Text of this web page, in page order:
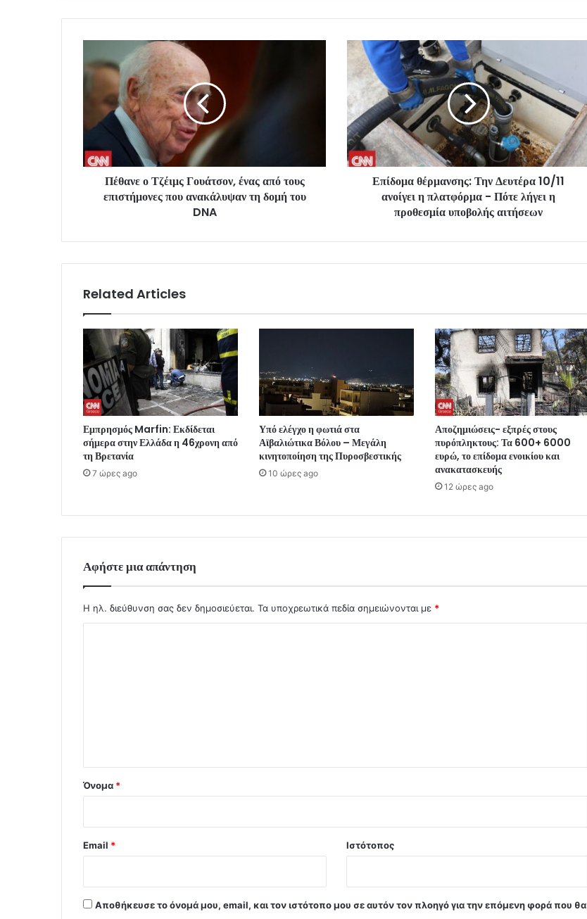
Πέθανε ο Τζέιμς Γουάτσον, ένας από τους
επιστήμονες που ανακάλυψαν τη δομή του
DNA
Επίδομα θέρμανσης: Την Δευτέρα 10/11
ανοίγει η πλατφόρμα - Πότε λήγει η
προθεσμία υποβολής αιτήσεων
Related Articles
Εμπρησμός Marfin: Εκδίδεται
σήμερα στην Ελλάδα η 46χρονη από
τη Βρετανία
7 ώρες ago
Υπό ελέγχο η φωτιά στα
Αϊβαλιώτικα Βόλου – Μεγάλη
κινητοποίηση της Πυροσβεστικής
10 ώρες ago
Αποζημιώσεις- εξπρές στους
πυρόπληκτους: Τα 600+ 6000
ευρώ, το επίδομα ενοικίου και
ανακατασκευής
12 ώρες ago
Αφήστε μια απάντηση
Η ηλ. διεύθυνση σας δεν δημοσιεύεται. Τα υποχρεωτικά πεδία σημειώνονται με *
Όνομα *
Email * Ιστότοπος
Αποθήκευσε το όνομά μου, email, και τον ιστότοπο μου σε αυτόν τον πλοηγό για την επόμενη φορά που θα